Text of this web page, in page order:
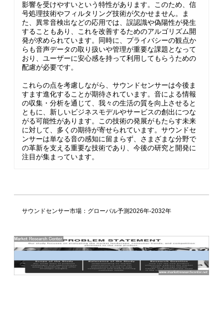
影響を受けやすいという特性があります。このため、信
号処理技術やフィルタリング技術が欠かせません。ま
た、異常音検出などの応用では、誤認識や偽陽性が発生
することもあり、これを改善するためのアルゴリズム開
発が求められています。同時に、プライバシーの観点か
らも音声データの取り扱いや管理が重要な課題となって
おり、ユーザーに安心感を持って利用してもらうための
配慮が必要です。
これらの点を考慮しながら、サウンドセンサーは今後ま
すます進化することが期待されています。音による情報
の収集・分析を通じて、我々の生活の質を向上させると
ともに、新しいビジネスモデルやサービスの創出につな
がる可能性があります。この技術の発展がもたらす未来
に対して、多くの期待が寄せられています。サウンドセ
ンサーは単なる音の感知に留まらず、さまざまな分野で
の革新を支える重要な技術であり、今後の研究と開発に
注目が集まっています。
サウンドセンサー市場：グローバル予測2026年-2032年